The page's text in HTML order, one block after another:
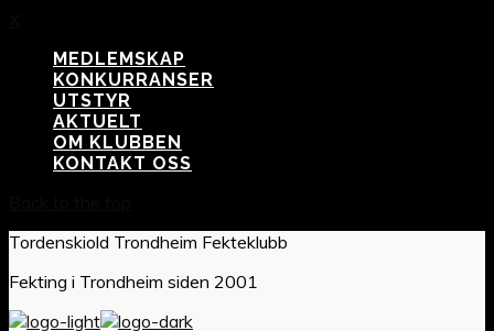
MEDLEMSKAP
KONKURRANSER
UTSTYR
AKTUELT
OM KLUBBEN
KONTAKT OSS
Tordenskiold Trondheim Fekteklubb
Fekting i Trondheim siden 2001